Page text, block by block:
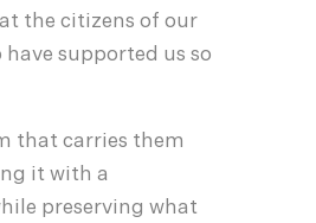
the citizens of our
supported us so
that carries them
it with a
preserving what